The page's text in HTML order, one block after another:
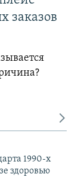
заказов
1990-х
здоровью